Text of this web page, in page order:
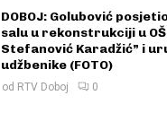
DOBOJ: Golubović
salu u rekonstrukciji u OŠ
Stefanović Karadžić” i
udžbenike (FOTO)
od RTV Doboj 0